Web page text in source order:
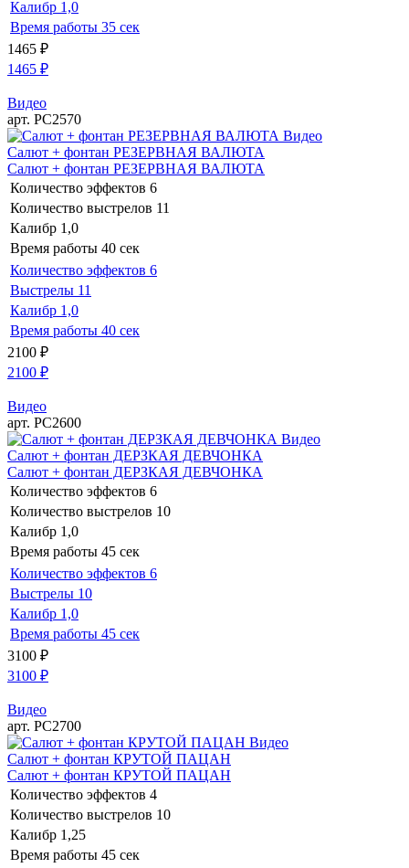
Калибр 1,0
Время работы 35 сек
1465 ₽
1465 ₽
Видео
арт. РС2570
Видео
Салют + фонтан РЕЗЕРВНАЯ ВАЛЮТА
Салют + фонтан РЕЗЕРВНАЯ ВАЛЮТА
Количество эффектов 6
Количество выстрелов 11
Калибр 1,0
Время работы 40 сек
Количество эффектов 6
Выстрелы 11
Калибр 1,0
Время работы 40 сек
2100 ₽
2100 ₽
Видео
арт. РС2600
Видео
Салют + фонтан ДЕРЗКАЯ ДЕВЧОНКА
Салют + фонтан ДЕРЗКАЯ ДЕВЧОНКА
Количество эффектов 6
Количество выстрелов 10
Калибр 1,0
Время работы 45 сек
Количество эффектов 6
Выстрелы 10
Калибр 1,0
Время работы 45 сек
3100 ₽
3100 ₽
Видео
арт. РС2700
Видео
Салют + фонтан КРУТОЙ ПАЦАН
Салют + фонтан КРУТОЙ ПАЦАН
Количество эффектов 4
Количество выстрелов 10
Калибр 1,25
Время работы 45 сек